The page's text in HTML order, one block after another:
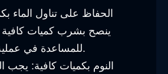
ينصح بشرب كميات كافية
للمساعدة في عملية حرق الدهون.